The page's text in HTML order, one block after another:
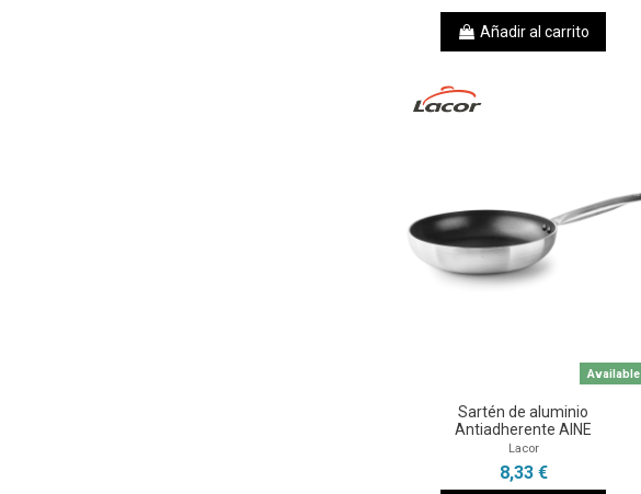
Añadir al carrito
Available
Sartén de aluminio
Antiadherente AINE
Lacor
8,33 €